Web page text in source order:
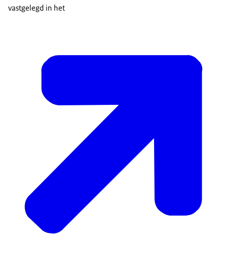
vastgelegd in het